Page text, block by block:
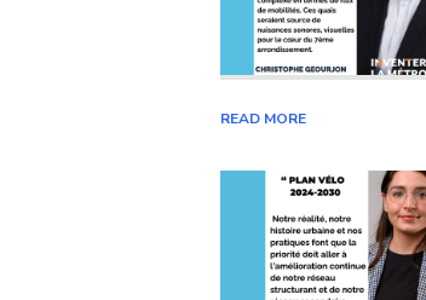
READ MORE